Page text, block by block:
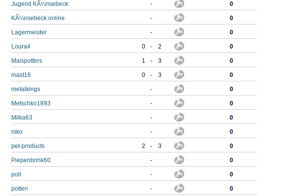
Jugend KÃ¼nsebeck - 0
KÃ¼nsebeck online - 0
Lagermeister - 0
Loura4 0 - 2 0
Maispotters 1 - 3 0
mast16 0 - 3 0
metalkings - 0
Metschko1893 - 0
Milka63 - 0
niko - 0
pet-products 2 - 3 0
Piepenbrink60 - 0
poll - 0
potten - 0